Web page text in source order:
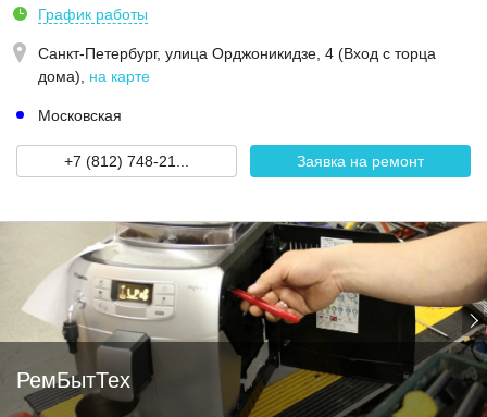
График работы
Санкт-Петербург, улица Орджоникидзе, 4 (Вход с торца
дома)
на карте
Московская
+7 (812) 748-21... Заявка на ремонт
РемБытТех